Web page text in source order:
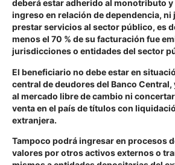
deberá estar adherido al monotributo
ingreso en relación de dependencia, ni
prestar servicios al sector público, es
menos el 70 % de su facturación fue
jurisdicciones o entidades del sector
El beneficiario no debe estar en
central de deudores del Banco
al mercado libre de cambio ni
venta en el país de títulos con
extranjera.
Tampoco podrá ingresar en procesos
valores por otros activos externos o